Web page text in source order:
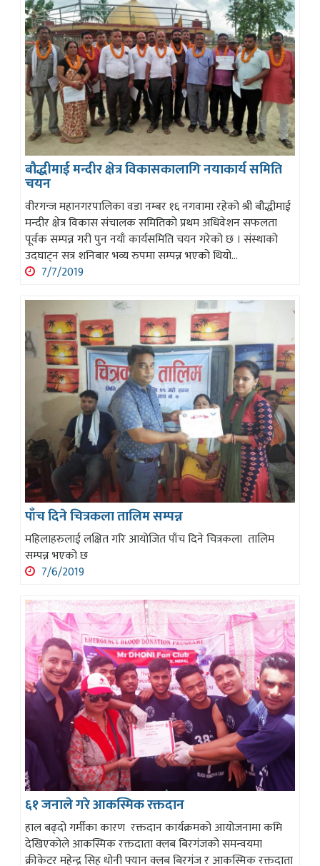
बौद्धीमाई मन्दीर क्षेत्र विकासकालागि नयाकार्य समिति
चयन
वीरगन्ज महानगरपालिका वडा नम्बर १६ नगवामा रहेको श्री बौद्धीमाई
मन्दीर क्षेत्र विकास संचालक समितिको प्रथम अधिवेशन सफलता
पूर्वक सम्पन्न गरी पुन नयाँ कार्यसमिति चयन गरेको छ । संस्थाको
उदघाट्न सत्र शनिबार भव्य रुपमा सम्पन्न भएको थियो...
7/7/2019
पाँच दिने चित्रकला तालिम सम्पन्न
महिलाहरुलाई लक्षित गरि आयोजित पाँच दिने चित्रकला तालिम
सम्पन्न भएको छ
7/6/2019
६१ जनाले गरे आकस्मिक रक्तदान
हाल बढ्दो गर्मीका कारण रक्तदान कार्यक्रमको आयोजनामा कमि
देखिएकोले आकस्मिक रक्तदाता क्लब बिरगंजको समन्वयमा
क्रीकेटर महेन्द्र सिह धोनी फ्यान क्लब बिरगंज र आकस्मिक रक्तदाता